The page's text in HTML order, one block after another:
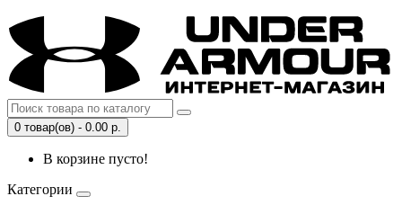
0 товар(ов) - 0.00 р.
В корзине пусто!
Категории